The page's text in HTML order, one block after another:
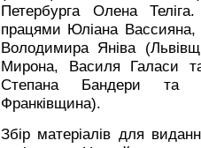
Петербурга Олена
працями Юліана
Володимира Яніва
Мирона, Василя Галаси
Степана Бандери та
Франківщина).
Збір матеріалів для